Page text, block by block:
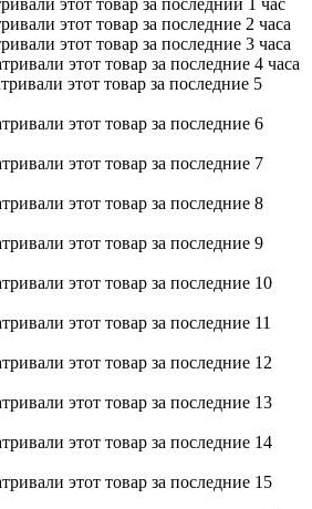
этот товар за последние 2 часа
этот товар за последние 3 часа
этот товар за последние 4 часа
этот товар за последние 5
этот товар за последние 6
этот товар за последние 7
этот товар за последние 8
этот товар за последние 9
этот товар за последние 10
этот товар за последние 11
этот товар за последние 12
этот товар за последние 13
этот товар за последние 14
этот товар за последние 15